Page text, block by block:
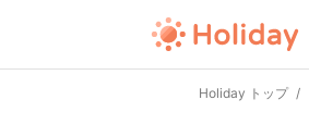
Holiday トップ